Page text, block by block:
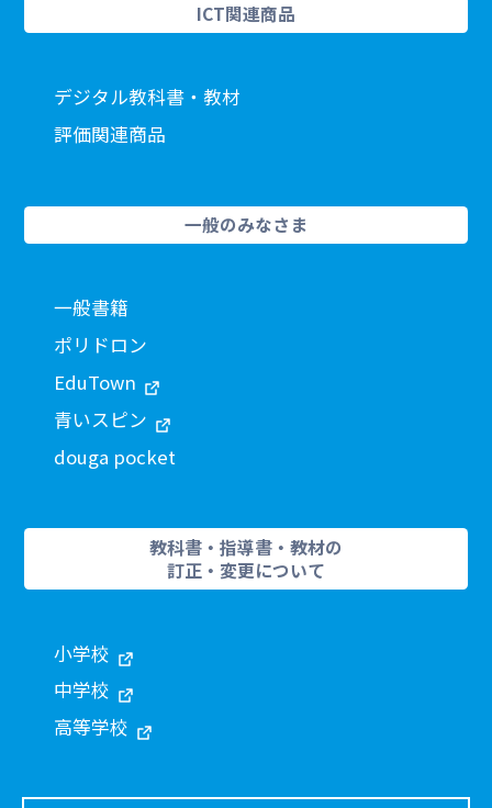
ICT関連商品
デジタル教科書・教材
評価関連商品
一般のみなさま
一般書籍
ポリドロン
EduTown
青いスピン
douga pocket
教科書・指導書・教材の
訂正・変更について
小学校
中学校
高等学校